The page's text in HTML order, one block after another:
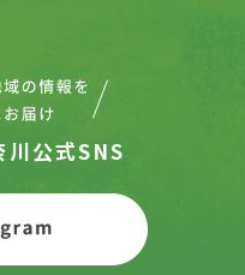
川公式SNS